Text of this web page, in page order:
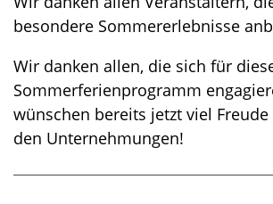
besondere Sommererlebnisse
Wir danken allen, die sich für
Sommerferienprogramm
wünschen bereits jetzt viel Freude
den Unternehmungen!